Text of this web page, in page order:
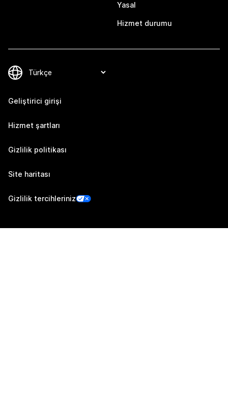
Yasal
Hizmet durumu
Geliştirici girişi
Hizmet şartları
Gizlilik politikası
Site haritası
Gizlilik tercihleriniz